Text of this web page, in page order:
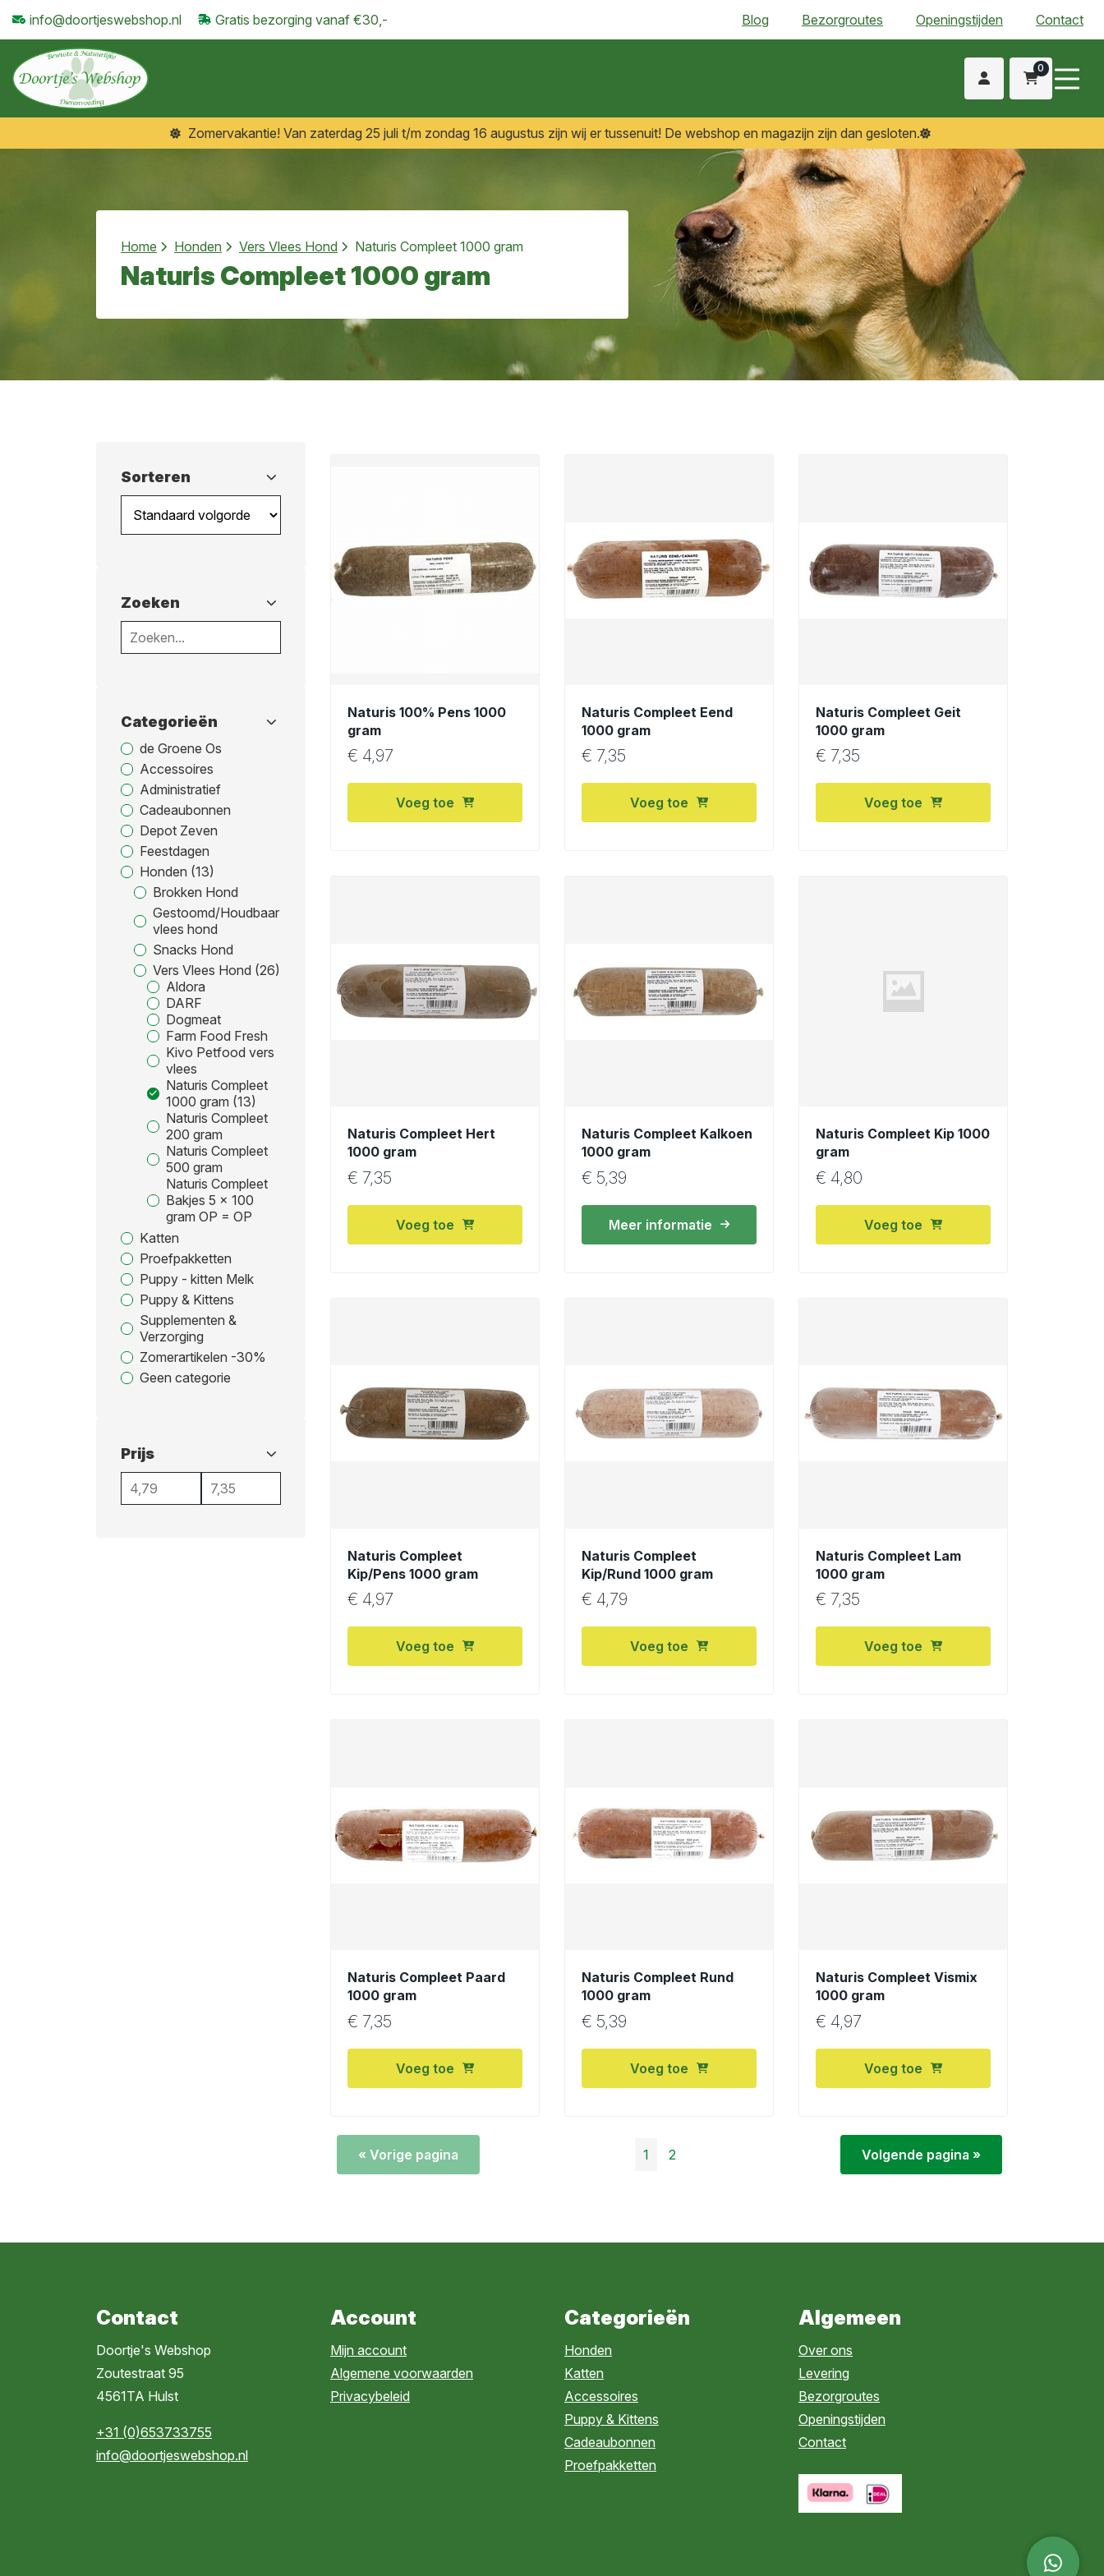
info@doortjeswebshop.nl Gratis bezorging vanaf €30,- Blog Bezorgroutes Openingstijden Contact
0
Zomervakantie! Van zaterdag 25 juli t/m zondag 16 augustus zijn wij er tussenuit! De webshop en magazijn zijn dan gesloten.
Home Honden Vers Vlees Hond Naturis Compleet 1000 gram
Naturis Compleet 1000 gram
Sorteren
Zoeken
Categorieën
de Groene Os
Accessoires
Administratief
Cadeaubonnen
Depot Zeven
Feestdagen
Honden (13)
Brokken Hond
Gestoomd/Houdbaar
vlees hond
Snacks Hond
Vers Vlees Hond (26)
Aldora
DARF
Dogmeat
Farm Food Fresh
Kivo Petfood vers
vlees
Naturis Compleet
1000 gram (13)
Naturis Compleet
200 gram
Naturis Compleet
500 gram
Naturis Compleet
Bakjes 5 x 100
gram OP = OP
Katten
Proefpakketten
Puppy - kitten Melk
Puppy & Kittens
Supplementen &
Verzorging
Zomerartikelen -30%
Geen categorie
Prijs
Naturis 100% Pens 1000
gram
€ 4,97
Voeg toe
Naturis Compleet Eend
1000 gram
€ 7,35
Voeg toe
Naturis Compleet Geit
1000 gram
€ 7,35
Voeg toe
Naturis Compleet Hert
1000 gram
€ 7,35
Voeg toe
Naturis Compleet Kalkoen
1000 gram
€ 5,39
Meer informatie
Naturis Compleet Kip 1000
gram
€ 4,80
Voeg toe
Naturis Compleet
Kip/Pens 1000 gram
€ 4,97
Voeg toe
Naturis Compleet
Kip/Rund 1000 gram
€ 4,79
Voeg toe
Naturis Compleet Lam
1000 gram
€ 7,35
Voeg toe
Naturis Compleet Paard
1000 gram
€ 7,35
Voeg toe
Naturis Compleet Rund
1000 gram
€ 5,39
Voeg toe
Naturis Compleet Vismix
1000 gram
€ 4,97
Voeg toe
« Vorige pagina 1 2 Volgende pagina »
Contact
Doortje's Webshop
Zoutestraat 95
4561TA Hulst
+31 (0)653733755
info@doortjeswebshop.nl
Account
Mijn account
Algemene voorwaarden
Privacybeleid
Categorieën
Honden
Katten
Accessoires
Puppy & Kittens
Cadeaubonnen
Proefpakketten
Algemeen
Over ons
Levering
Bezorgroutes
Openingstijden
Contact